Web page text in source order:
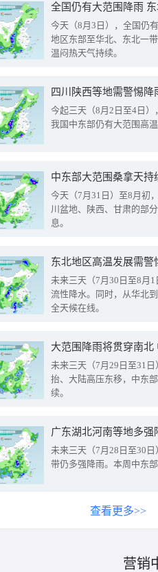
全国仍有大范围降雨
今天（8月3日），全国仍
地区东部至华北、东北一
温闷热天气持续。
今起三天（8月2日至4日
我国中东部仍有大范围高
中东部大范围桑拿天
今天（7月31日）至8月初
川盆地、陕西、甘肃的部
息。
东北地区高温发展需
未来三天（7月30日至8月
流性降水。同时，从华北
全天候在线。
大范围降雨将贯穿南
未来三天（7月29日至31
抬、大陆高压东移，中东
续。
广东湖北河南等地多
未来三天（7月28日至30
带仍多强降雨。本周中东
查看更多>>
营销